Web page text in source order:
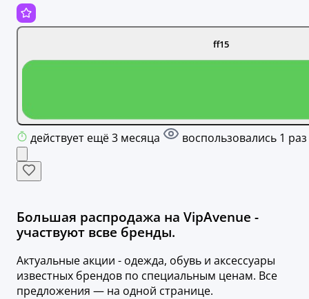
ff15
действует ещё 3 месяца воспользовались 1 раз
Большая распродажа на VipAvenue -
участвуют всве бренды.
Актуальные акции - одежда, обувь и аксессуары
известных брендов по специальным ценам. Все
предложения — на одной странице.